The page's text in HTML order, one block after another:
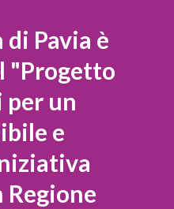
Pavia è
"Progetto
per un
e